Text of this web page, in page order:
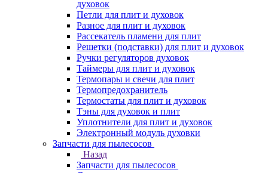
духовок
Петли для плит и духовок
Разное для плит и духовок
Рассекатель пламени для плит
Решетки (подставки) для плит и духовок
Ручки регуляторов духовок
Таймеры для плит и духовок
Термопары и свечи для плит
Термопредохранитель
Термостаты для плит и духовок
Тэны для духовок и плит
Уплотнители для плит и духовок
Электронный модуль духовки
Запчасти для пылесосов
Назад
Запчасти для пылесосов